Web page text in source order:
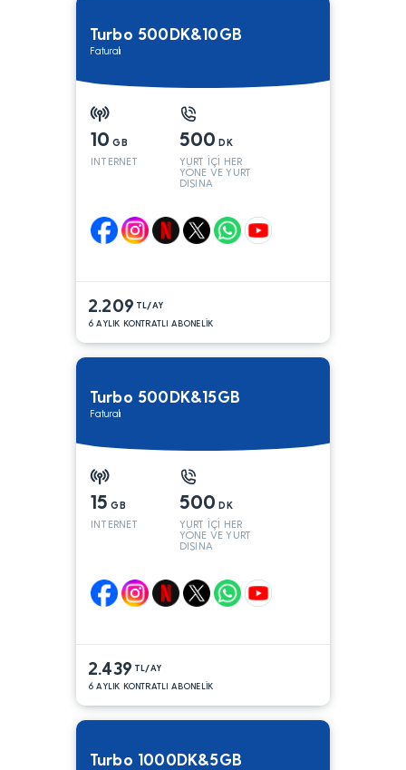
Turbo 500DK&10GB
Faturalı
10 GB
INTERNET
500 DK
YURT İÇİ HER
YÖNE VE YURT
DIŞINA
2.209 TL/AY
6 AYLIK KONTRATLI ABONELİK
Turbo 500DK&15GB
Faturalı
15 GB
INTERNET
500 DK
YURT İÇİ HER
YÖNE VE YURT
DIŞINA
2.439 TL/AY
6 AYLIK KONTRATLI ABONELİK
Turbo 1000DK&5GB